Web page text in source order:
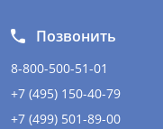
Позвонить
8-800-500-51-01
+7 (495) 150-40-79
+7 (499) 501-89-00